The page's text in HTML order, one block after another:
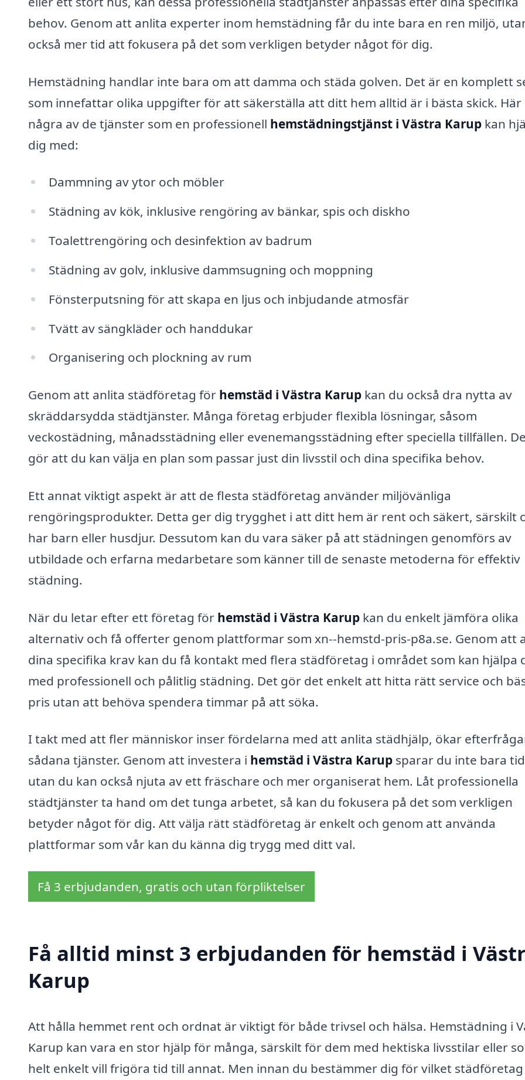
behov. Genom att anlita experter inom hemstädning får du inte bara en ren miljö,
också mer tid att fokusera på det som verkligen betyder något för dig.
Hemstädning handlar inte bara om att damma och städa golven. Det är en komplett
som innefattar olika uppgifter för att säkerställa att ditt hem alltid är i bästa skick. Här
några av de tjänster som en professionell hemstädningstjänst i Västra Karup kan
dig med:
Dammning av ytor och möbler
Städning av kök, inklusive rengöring av bänkar, spis och diskho
Toalettrengöring och desinfektion av badrum
Städning av golv, inklusive dammsugning och moppning
Fönsterputsning för att skapa en ljus och inbjudande atmosfär
Tvätt av sängkläder och handdukar
Organisering och plockning av rum
Genom att anlita städföretag för hemstäd i Västra Karup kan du också dra nytta av
skräddarsydda städtjänster. Många företag erbjuder flexibla lösningar, såsom
veckostädning, månadsstädning eller evenemangsstädning efter speciella tillfällen.
gör att du kan välja en plan som passar just din livsstil och dina specifika behov.
Ett annat viktigt aspekt är att de flesta städföretag använder miljövänliga
rengöringsprodukter. Detta ger dig trygghet i att ditt hem är rent och säkert, särskilt
har barn eller husdjur. Dessutom kan du vara säker på att städningen genomförs av
utbildade och erfarna medarbetare som känner till de senaste metoderna för effektiv
städning.
När du letar efter ett företag för hemstäd i Västra Karup kan du enkelt jämföra olika
alternativ och få offerter genom plattformar som xn--hemstd-pris-p8a.se. Genom att
dina specifika krav kan du få kontakt med flera städföretag i området som kan hjälpa
med professionell och pålitlig städning. Det gör det enkelt att hitta rätt service och
pris utan att behöva spendera timmar på att söka.
I takt med att fler människor inser fördelarna med att anlita städhjälp, ökar
sådana tjänster. Genom att investera i hemstäd i Västra Karup sparar du inte bara
utan du kan också njuta av ett fräschare och mer organiserat hem. Låt professionella
städtjänster ta hand om det tunga arbetet, så kan du fokusera på det som verkligen
betyder något för dig. Att välja rätt städföretag är enkelt och genom att använda
plattformar som vår kan du känna dig trygg med ditt val.
Få 3 erbjudanden, gratis och utan förpliktelser
Få alltid minst 3 erbjudanden för hemstäd i
Karup
Att hålla hemmet rent och ordnat är viktigt för både trivsel och hälsa. Hemstädning i
Karup kan vara en stor hjälp för många, särskilt för dem med hektiska livsstilar eller
helt enkelt vill frigöra tid till annat. Men innan du bestämmer dig för vilket städföretag